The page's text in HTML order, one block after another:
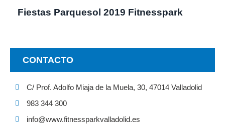
Fiestas Parquesol 2019 Fitnesspark
CONTACTO
C/ Prof. Adolfo Miaja de la Muela, 30, 47014 Valladolid
983 344 300
info@www.fitnessparkvalladolid.es